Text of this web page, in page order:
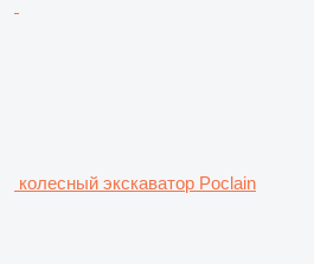
колесный экскаватор Poclain